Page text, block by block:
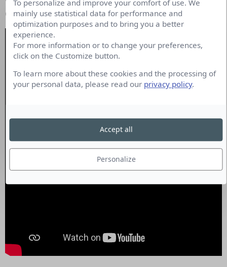
dans des éclats de verre brisé.
To personalize and improve your comfort of use. We
mainly use statistical data for performance and
optimization purposes and to bring you a better
experience.
For more information or to change your preferences,
click on the Customize button.
To learn more about these cookies and the processing of
your personal data, please read our privacy policy.
Personalize
Accept all